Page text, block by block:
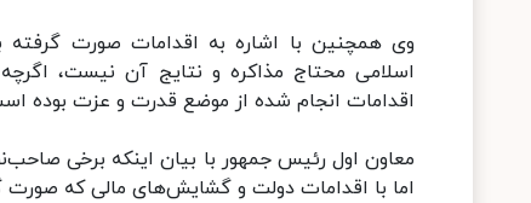
وی همچنین با اشاره به اقدامات صورت
اسلامی محتاج مذاکره و نتایج آن نیست،
اقدامات انجام شده از موضع قدرت و عزت بوده
اما با اقدامات دولت و گشایش‌های مالی که